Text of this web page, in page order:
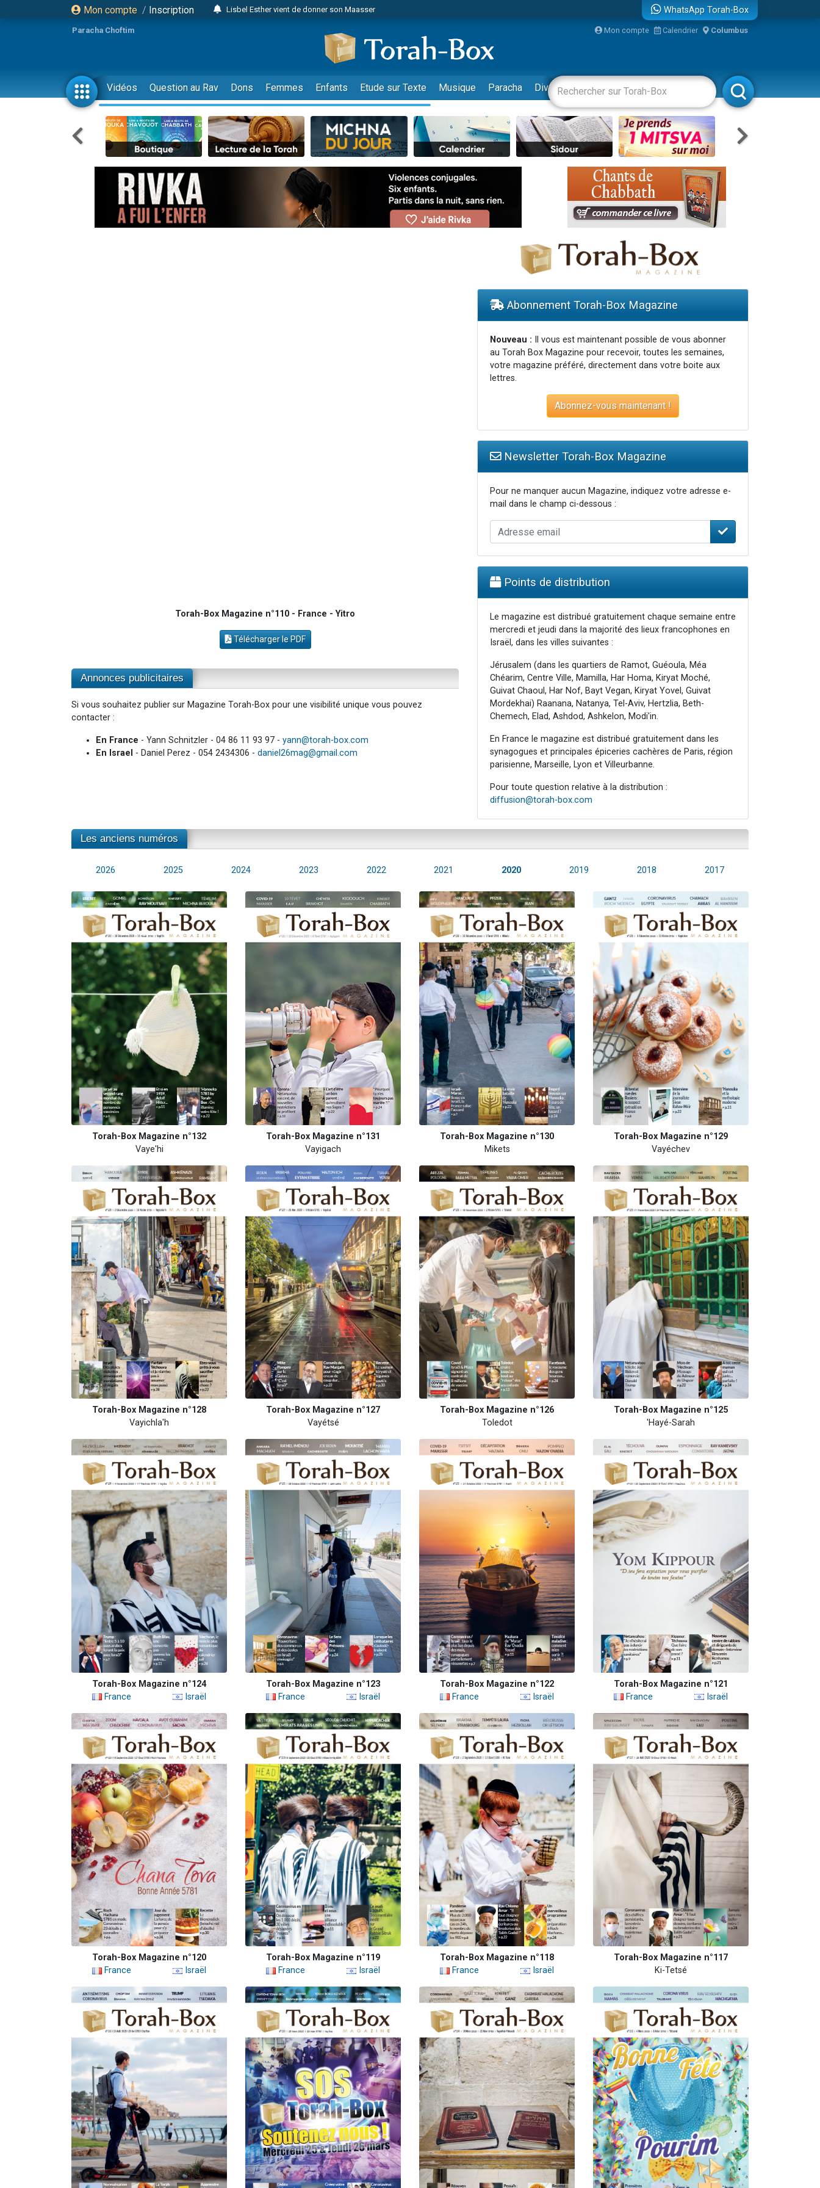
Mon compte / Inscription
Lisbel Esther vient de donner son Maasser
2 personnes viennent de faire un don pour Tsédaka : pauvres d'Israel
3 personnes viennent de nous rejoindre sur WhatsApp
11 personnes viennent de demander une bénédiction
3 personnes viennent de faire un don pour Diane, 80 ans, dans un appartement insalubre
Il reste 49 places pour étudier en groupe sur Zoom
2 personnes viennent de nous rejoindre sur WhatsApp
29 personnes viennent de demander une bénédiction
Il reste 49 places pour étudier en groupe sur Zoom
2 personnes viennent de nous rejoindre sur WhatsApp
6 personnes viennent de nous rejoindre sur WhatsApp
4 personnes viennent de faire un don pour Reloger Rivka, 6 enfants, victime de violences...
2 personnes viennent de faire un don pour 1 Journée de Vacances Pour les Enfants
WhatsApp Torah-Box
Paracha Choftim Mon compte Calendrier Columbus
Vidéos Question au Rav Dons Femmes Enfants Etude sur Texte Musique Paracha Divertissements Livres Rabbanim
Torah-Box Magazine n°110 - France - Yitro
Télécharger le PDF
Annonces publicitaires
Si vous souhaitez publier sur Magazine Torah-Box pour une visibilité unique vous pouvez
contacter :
En France - Yann Schnitzler - 04 86 11 93 97 - yann@torah-box.com
En Israel - Daniel Perez - 054 2434306 - daniel26mag@gmail.com
Abonnement Torah-Box Magazine
Nouveau : Il vous est maintenant possible de vous abonner
au Torah Box Magazine pour recevoir, toutes les semaines,
votre magazine préféré, directement dans votre boite aux
lettres.
Abonnez-vous maintenant !
Newsletter Torah-Box Magazine
Pour ne manquer aucun Magazine, indiquez votre adresse e-
mail dans le champ ci-dessous :
Points de distribution
Le magazine est distribué gratuitement chaque semaine entre
mercredi et jeudi dans la majorité des lieux francophones en
Israël, dans les villes suivantes :
Jérusalem (dans les quartiers de Ramot, Guéoula, Méa
Chéarim, Centre Ville, Mamilla, Har Homa, Kiryat Moché,
Guivat Chaoul, Har Nof, Bayt Vegan, Kiryat Yovel, Guivat
Mordekhai) Raanana, Natanya, Tel-Aviv, Hertzlia, Beth-
Chemech, Elad, Ashdod, Ashkelon, Modi'in.
En France le magazine est distribué gratuitement dans les
synagogues et principales épiceries cachères de Paris, région
parisienne, Marseille, Lyon et Villeurbanne.
Pour toute question relative à la distribution :
diffusion@torah-box.com
Les anciens numéros
2026 2025 2024 2023 2022 2021 2020 2019 2018 2017
Torah-Box Magazine n°132
Vaye'hi
Torah-Box Magazine n°131
Vayigach
Torah-Box Magazine n°130
Mikets
Torah-Box Magazine n°129
Vayéchev
Torah-Box Magazine n°128
Vayichla'h
Torah-Box Magazine n°127
Vayétsé
Torah-Box Magazine n°126
Toledot
Torah-Box Magazine n°125
'Hayé-Sarah
Torah-Box Magazine n°124
France
Israël
Torah-Box Magazine n°123
France
Israël
Torah-Box Magazine n°122
France
Israël
Torah-Box Magazine n°121
France
Israël
Torah-Box Magazine n°120
France
Israël
Torah-Box Magazine n°119
France
Israël
Torah-Box Magazine n°118
France
Israël
Torah-Box Magazine n°117
Ki-Tetsé